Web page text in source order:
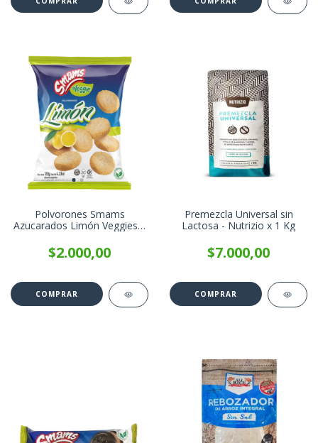
Polvorones Smams
Azucarados Limón Veggies x
$2.000,00
Premezcla Universal sin
Lactosa - Nutrizio x 1 Kg
$7.000,00